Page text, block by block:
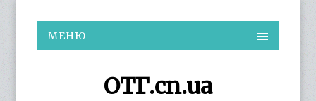
МЕНЮ
ОТГ.cn.ua